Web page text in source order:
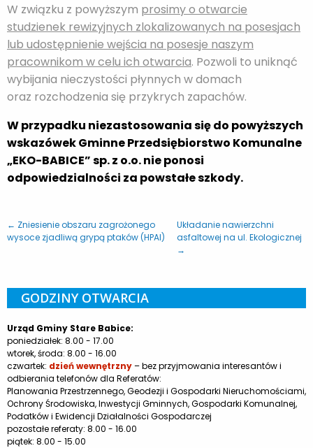
W związku z powyższym prosimy o otwarcie
studzienek rewizyjnych zlokalizowanych na posesjach
lub udostępnienie wejścia na posesje naszym
pracownikom w celu ich otwarcia. Pozwoli to uniknąć
wybijania nieczystości płynnych w domach
oraz rozchodzenia się przykrych zapachów.
W przypadku niezastosowania się do powyższych
wskazówek Gminne Przedsiębiorstwo Komunalne
„EKO-BABICE” sp. z o.o. nie ponosi
odpowiedzialności za powstałe szkody.
← Zniesienie obszaru zagrożonego
wysoce zjadliwą grypą ptaków (HPAI)
Układanie nawierzchni
asfaltowej na ul. Ekologicznej
→
GODZINY OTWARCIA
Urząd Gminy Stare Babice:
poniedziałek: 8.00 - 17.00
wtorek, środa: 8.00 - 16.00
czwartek: dzień wewnętrzny– bez przyjmowania interesantów i
odbierania telefonów dla Referatów:
Planowania Przestrzennego, Geodezji i Gospodarki Nieruchomościami,
Ochrony Środowiska, Inwestycji Gminnych, Gospodarki Komunalnej,
Podatków i Ewidencji Działalności Gospodarczej
pozostałe referaty: 8.00 - 16.00
piątek: 8.00 - 15.00